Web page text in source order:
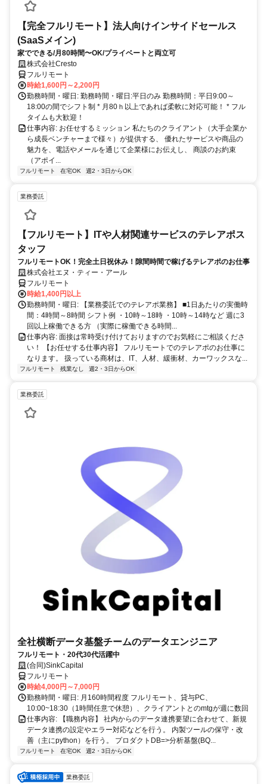
【完全フルリモート】法人向けインサイドセールス
(SaaSメイン)
家でできる/月80時間〜OK/プライベートと両立可
株式会社Cresto
フルリモート
時給1,600円～2,200円
勤務時間・曜日: 勤務時間・曜日:平日のみ 勤務時間：平日9:00～
18:00の間でシフト制 * ​月80ｈ以上であれば柔軟に対応可能！ * フル
タイムも大歓迎！
仕事内容: お任せするミッション 私たちのクライアント（大手企業か
ら成長ベンチャーまで様々）が提供する、 優れたサービスや商品の
魅力を、電話やメールを通じて企業様にお伝えし、 商談のお約束
（アポイ...
フルリモート 在宅OK 週2・3日からOK
業務委託
【フルリモート】ITや人材関連サービスのテレアポス
タッフ
フルリモートOK！完全土日祝休み！隙間時間で稼げるテレアポのお仕事
株式会社エヌ・ティー・アール
フルリモート
時給1,400円以上
勤務時間・曜日: 【業務委託でのテレアポ業務】 ■1日あたりの実働時
間：4時間～8時間 シフト例 ・10時～18時 ・10時～14時など 週に3
回以上稼働できる方 （実際に稼働できる時間...
仕事内容: 面接は常時受け付けておりますのでお気軽にご相談くださ
い！ 【お任せする仕事内容】 フルリモートでのテレアポのお仕事に
なります。 扱っている商材は、IT、人材、緩衝材、カーワックスな...
フルリモート 残業なし 週2・3日からOK
業務委託
全社横断データ基盤チームのデータエンジニア
フルリモート・20代30代活躍中
(合同)SinkCapital
フルリモート
時給4,000円～7,000円
勤務時間・曜日: 月160時間程度 フルリモート、貸与PC、
10:00~18:30（1時間任意で休憩）、クライアントとのmtgが週に数回
仕事内容: 【職務内容】 社内からのデータ連携要望に合わせて、新規
データ連携の設定やエラー対応などを行う。 内製ツールの保守・改
善（主にpython）を行う。 プロダクトDB=>分析基盤(BQ...
フルリモート 在宅OK 週2・3日からOK
業務委託